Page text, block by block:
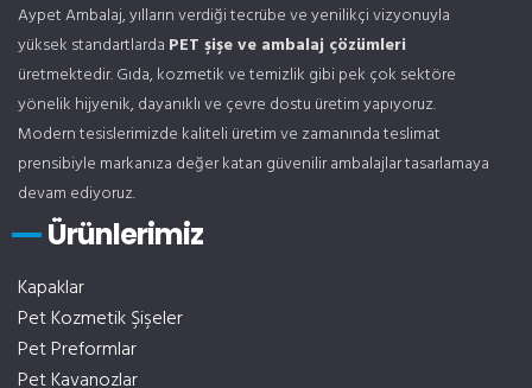
Aypet Ambalaj, yılların verdiği tecrübe ve yenilikçi vizyonuyla
yüksek standartlarda PET şişe ve ambalaj çözümleri
üretmektedir. Gıda, kozmetik ve temizlik gibi pek çok sektöre
yönelik hijyenik, dayanıklı ve çevre dostu üretim yapıyoruz.
Modern tesislerimizde kaliteli üretim ve zamanında teslimat
prensibiyle markanıza değer katan güvenilir ambalajlar tasarlamaya
devam ediyoruz.
Ürünlerimiz
Kapaklar
Pet Kozmetik Şişeler
Pet Preformlar
Pet Kavanozlar